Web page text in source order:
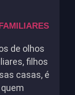
de olhos
filhos
casas, é